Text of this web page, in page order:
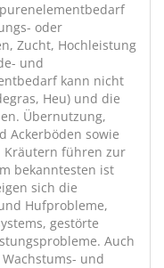
oder
Zucht, Hochleistung
und
kann nicht
Heu) und die
Übernutzung,
Ackerböden sowie
Kräutern führen zur
bekanntesten ist
sich die
Hufprobleme,
gestörte
Auch
und